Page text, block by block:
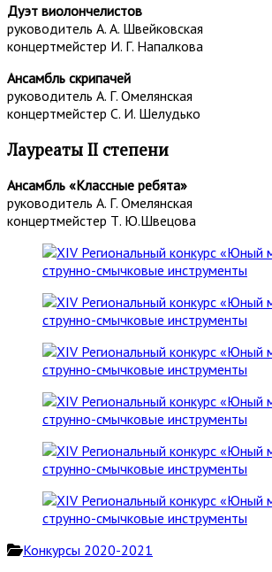
Дуэт виолончелистов
руководитель А. А. Швейковская
концертмейстер И. Г. Напалкова
Ансамбль скрипачей
руководитель А. Г. Омелянская
концертмейстер С. И. Шелудько
Лауреаты II степени
Ансамбль «Классные ребята»
руководитель А. Г. Омелянская
концертмейстер Т. Ю.Швецова
Конкурсы 2020-2021